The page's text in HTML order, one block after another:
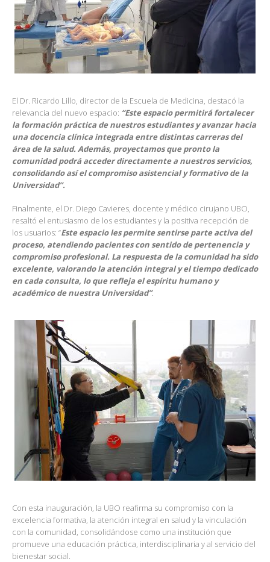
El Dr. Ricardo Lillo, director de la Escuela de Medicina, destacó la
relevancia del nuevo espacio: “Este espacio permitirá fortalecer
la formación práctica de nuestros estudiantes y avanzar hacia
una docencia clínica integrada entre distintas carreras del
área de la salud. Además, proyectamos que pronto la
comunidad podrá acceder directamente a nuestros servicios,
consolidando así el compromiso asistencial y formativo de la
Universidad”.
Finalmente, el Dr. Diego Cavieres, docente y médico cirujano UBO,
resaltó el entusiasmo de los estudiantes y la positiva recepción de
los usuarios: “Este espacio les permite sentirse parte activa del
proceso, atendiendo pacientes con sentido de pertenencia y
compromiso profesional. La respuesta de la comunidad ha sido
excelente, valorando la atención integral y el tiempo dedicado
en cada consulta, lo que refleja el espíritu humano y
académico de nuestra Universidad”.
Con esta inauguración, la UBO reafirma su compromiso con la
excelencia formativa, la atención integral en salud y la vinculación
con la comunidad, consolidándose como una institución que
promueve una educación práctica, interdisciplinaria y al servicio del
bienestar social.